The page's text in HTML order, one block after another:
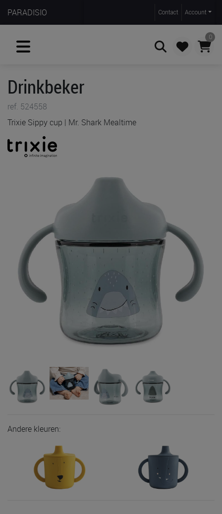
PARADISIO Contact Account
0
Drinkbeker
ref. 524558
Trixie Sippy cup | Mr. Shark Mealtime
Andere kleuren: